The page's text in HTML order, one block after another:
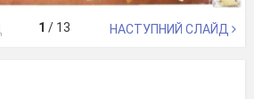
1 / 13 НАСТУПНИЙ СЛАЙД